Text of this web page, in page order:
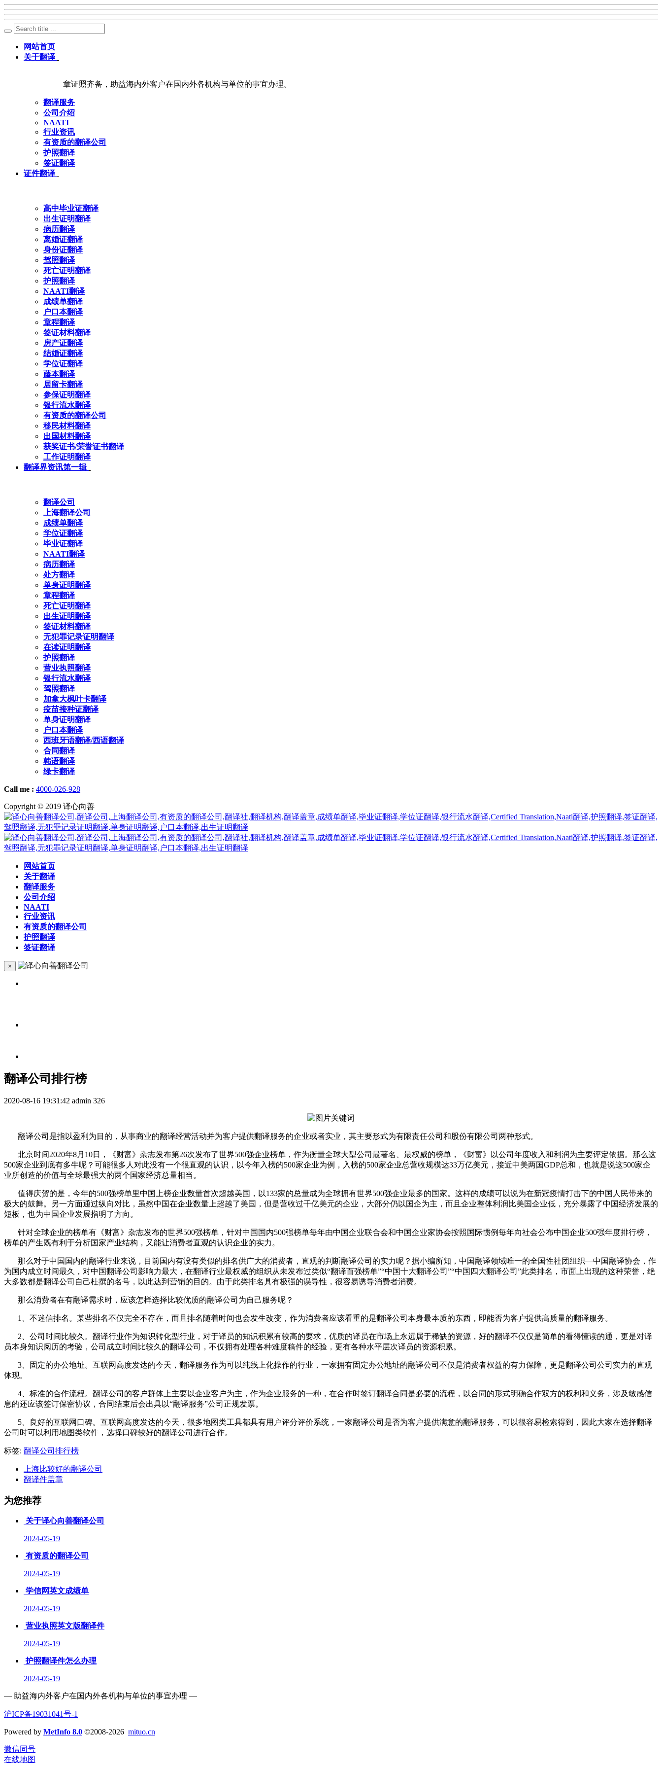
网站首页
关于翻译
章证照齐备，助益海内外客户在国内外各机构与单位的事宜办理。
翻译服务
公司介绍
NAATI
行业资讯
有资质的翻译公司
护照翻译
签证翻译
证件翻译
高中毕业证翻译
出生证明翻译
病历翻译
离婚证翻译
身份证翻译
驾照翻译
死亡证明翻译
护照翻译
NAATI翻译
成绩单翻译
户口本翻译
章程翻译
签证材料翻译
房产证翻译
结婚证翻译
学位证翻译
藤本翻译
居留卡翻译
参保证明翻译
银行流水翻译
有资质的翻译公司
移民材料翻译
出国材料翻译
获奖证书/荣誉证书翻译
工作证明翻译
翻译界资讯第一辑
翻译公司
上海翻译公司
成绩单翻译
学位证翻译
毕业证翻译
NAATI翻译
病历翻译
处方翻译
单身证明翻译
章程翻译
死亡证明翻译
出生证明翻译
签证材料翻译
无犯罪记录证明翻译
在读证明翻译
护照翻译
营业执照翻译
银行流水翻译
驾照翻译
加拿大枫叶卡翻译
疫苗接种证翻译
单身证明翻译
户口本翻译
西班牙语翻译/西语翻译
合同翻译
韩语翻译
绿卡翻译
Call me : 4000-026-928
Copyright © 2019 译心向善
网站首页
关于翻译
翻译服务
公司介绍
NAATI
行业资讯
有资质的翻译公司
护照翻译
签证翻译
×
翻译公司排行榜
2020-08-16 19:31:42 admin 326
翻译公司是指以盈利为目的，从事商业的翻译经营活动并为客户提供翻译服务的企业或者实业，其主要形式为有限责任公司和股份有限公司两种形式。
北京时间2020年8月 10日，《财富》杂志发布第26次发布了世界500强企业榜单，作为衡量全球大型公司最著名、最权威的榜单，《财富》以公司年度收入和利润为主要评定依据。那么这
500家企业到底有多牛呢？可能很多人对此没有一个很直观的认识，以今年入榜的500家企业为例，入榜的500家企业总营收规模达33万亿美元，接近中美两国GDP总和，也就是说这500家企
业所创造的价值与全球最强大的两个国家经济总量相当。
值得庆贺的是，今年的500强榜单里中国上榜企业数量首次超越美国，以133家的总量成为全球拥有世界500强企业最多的国家。这样的成绩可以说为在新冠疫情打击下的中国人民带来的
极大的鼓舞。另一方面通过纵向对比，虽然中国在企业数量上超越了美国，但是营收过千亿美元的企业，大部分仍以国企为主，而且企业整体利润比美国企业低，充分暴露了中国经济发展的
短板，也为中国企业发展指明了方向。
针对全球企业的榜单有《财富》杂志发布的世界500强榜单，针对中国国内500强榜单每年由中国企业联合会和中国企业家协会按照国际惯例每年向社会公布中国企业500强年度排行榜，
榜单的产生既有利于分析国家产业结构，又能让消费者直观的认识企业的实力。
那么对于中国国内的翻译行业来说，目前国内有没有类似的排名供广大的消费者，直观的判断翻译公司的实力呢？据小编所知，中国翻译领域唯一的全国性社团组织—中国翻译协会，作
为国内成立时间最久，对中国翻译公司影响力最大，在翻译行业最权威的组织从未发布过类似“翻译百强榜单”“中国十大翻译公司”“中国四大翻译公司”此类排名，市面上出现的这种荣誉，绝
大多数都是翻译公司自己杜撰的名号，以此达到营销的目的。由于此类排名具有极强的误导性，很容易诱导消费者消费。
那么消费者在有翻译需求时，应该怎样选择比较优质的翻译公司为自己服务呢？
1、 不迷信排名。某些排名不仅完全不存在，而且排名随着时间也会发生改变，作为消费者应该看重的是翻译公司本身最本质的东西，即能否为客户提供高质量的翻译服务。
2、 公司时间比较久。翻译行业作为知识转化型行业，对于译员的知识积累有较高的要求，优质的译员在市场上永远属于稀缺的资源，好的翻译不仅仅是简单的看得懂读的通，更是对译
员本身知识阅历的考验，公司成立时间比较久的翻译公司，不仅拥有处理各种难度稿件的经验，更有各种水平层次译员的资源积累。
3、
固定的办公地址。互联网高度发达的今天，翻译服务作为可以纯线上化操作的行业，一家拥有固定办公地址的翻译公司不仅是消费者权益的有力保障，更是翻译公司公司实力的直观
体现。
4、 标准的合作流程。翻译公司的客户群体上主要以企业客户为主，作为企业服务的一种，在合作时签订翻译合同是必要的流程，以合同的形式明确合作双方的权利和义务，涉及敏感信
息的还应该签订保密协议，合同结束后会出具以“翻译服务”公司正规发票。
5、
良好的互联网口碑。互联网高度发达的今天，很多地图类工具都具有用户评分评价系统，一家翻译公司是否为客户提供满意的翻译服务，可以很容易检索得到，因此大家在选择翻译
公司时可以利用地图类软件，选择口碑较好的翻译公司进行合作。
标签: 翻译公司排行榜
上海比较好的翻译公司
翻译件盖章
为您推荐
关于译心向善翻译公司
2024-05-19
有资质的翻译公司
2024-05-19
学信网英文成绩单
2024-05-19
营业执照英文版翻译件
2024-05-19
护照翻译件怎么办理
2024-05-19
— 助益海内外客户在国内外各机构与单位的事宜办理 —
沪ICP备19031041号-1
Powered by MetInfo 8.0 ©2008-2026 mituo.cn
微信同号
在线地图